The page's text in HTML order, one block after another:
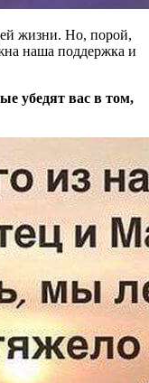
жизни. Но, порой,
наша поддержка и
убедят вас в том,